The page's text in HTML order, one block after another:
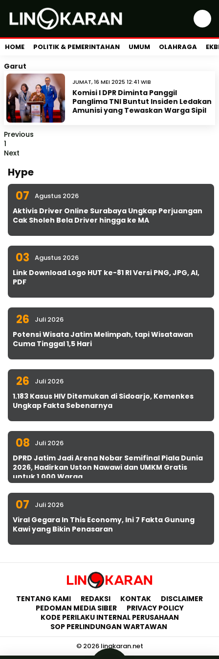
HOME POLITIK & PEMERINTAHAN UMUM OLAHRAGA
Garut
JUMAT, 16 MEI 2025 12:41 WIB
Komisi I DPR Diminta Panggil
Panglima TNI Buntut Insiden Ledakan
Amunisi yang Tewaskan Warga Sipil
Previous
1
Next
Hype
07 Agustus 2026
Aktivis Driver Online Surabaya Ungkap Perjuangan
Cak Sholeh Bela Driver hingga ke MA
03 Agustus 2026
Link Download Logo HUT ke-81 RI Versi PNG, JPG, AI,
PDF
26 Juli 2026
Potensi Wisata Jatim Melimpah, tapi Wisatawan
Cuma Tinggal 1,5 Hari
26 Juli 2026
1.183 Kasus HIV Ditemukan di Sidoarjo, Kemenkes
Ungkap Fakta Sebenarnya
08 Juli 2026
DPRD Jatim Jadi Arena Nobar Semifinal Piala Dunia
2026, Hadirkan Uston Nawawi dan UMKM Gratis
untuk 1.000 Warga
07 Juli 2026
Viral Gegara In This Economy, Ini 7 Fakta Gunung
Kawi yang Bikin Penasaran
TENTANG KAMI REDAKSI KONTAK
DISCLAIMER
PEDOMAN MEDIA SIBER
PRIVACY POLICY
KODE PERILAKU INTERNAL PERUSAHAAN
SOP PERLINDUNGAN WARTAWAN
© 2026 lingkaran.net